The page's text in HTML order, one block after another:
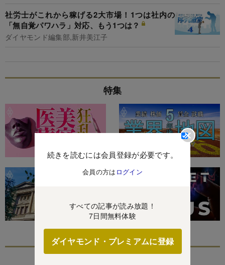
続きを読むには会員登録が必要です。
会員の方は ログイン
すべての記事が読み放題！
7日間無料体験
ダイヤモンド・プレミアムに登録
社労士がこれから稼げる2大市場！1つは社内の
「無自覚パワハラ」対応、もう1つは？
ダイヤモンド編集部,新井美江子
特集